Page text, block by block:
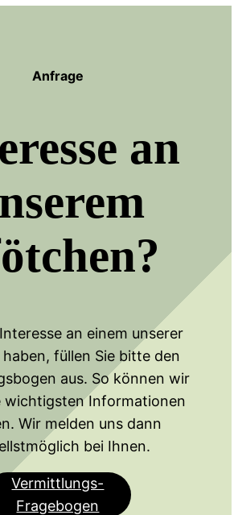
Anfrage
an
an einem unserer
füllen Sie bitte den
aus. So können wir
wichtigsten Informationen
Wir melden uns dann
bei Ihnen.
Vermittlungs-
Fragebogen